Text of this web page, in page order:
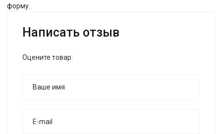
форму.
Написать отзыв
Оцените товар: